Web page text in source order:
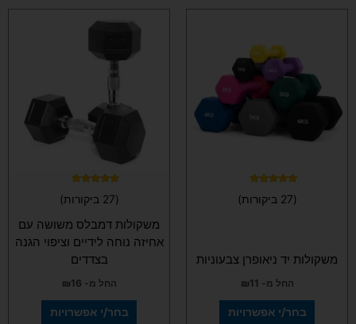
5.00
(27 ביקורות)
משקולות יד ניאופרן צבעוניות
החל מ- ₪11
בחר/י אפשרויות
יש
מספר
סוגים.
לבחור
את
בעמוד
המוצר
4.93
(27 ביקורות)
משקולות דמבלס משושה עם
אחיזה נוחה לידיים וציפוי הגנה
בצדדים
החל מ- ₪16
בחר/י אפשרויות
יש
לבחור
בעמוד
המוצר